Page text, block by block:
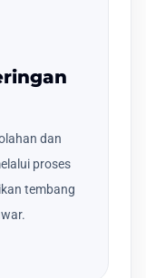
dan
proses
tembang